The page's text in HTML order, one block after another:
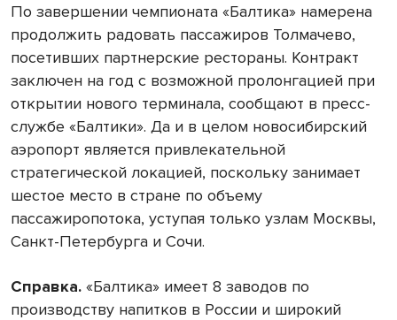
По завершении чемпионата «Балтика» намерена
продолжить радовать пассажиров Толмачево,
посетивших партнерские рестораны. Контракт
заключен на год с возможной пролонгацией при
открытии нового терминала, сообщают в пресс-
службе «Балтики». Да и в целом новосибирский
аэропорт является привлекательной
стратегической локацией, поскольку занимает
шестое место в стране по объему
пассажиропотока, уступая только узлам Москвы,
Санкт-Петербурга и Сочи.
Справка. «Балтика» имеет 8 заводов по
производству напитков в России и широкий